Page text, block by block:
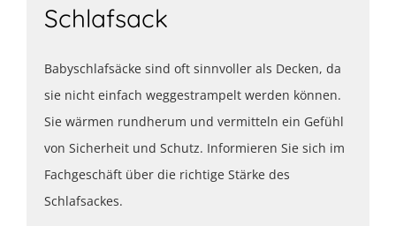
Schlafsack
Babyschlafsäcke sind oft sinnvoller als Decken, da
sie nicht einfach weggestrampelt werden können.
Sie wärmen rundherum und vermitteln ein Gefühl
von Sicherheit und Schutz. Informieren Sie sich im
Fachgeschäft über die richtige Stärke des
Schlafsackes.